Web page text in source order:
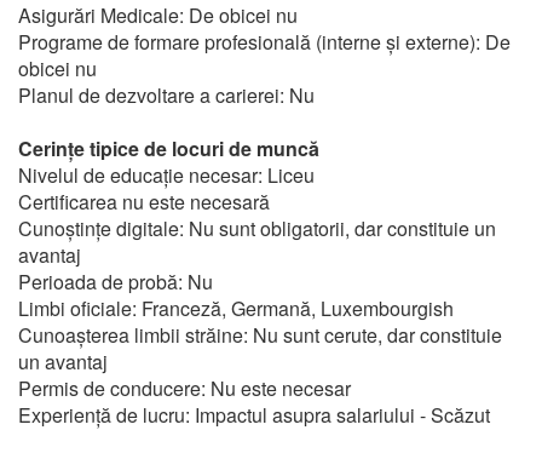
Asigurări Medicale: De obicei nu
Programe de formare profesională (interne și externe): De
obicei nu
Planul de dezvoltare a carierei: Nu
Cerințe tipice de locuri de muncă
Nivelul de educație necesar: Liceu
Certificarea nu este necesară
Cunoștințe digitale: Nu sunt obligatorii, dar constituie un
avantaj
Perioada de probă: Nu
Limbi oficiale: Franceză, Germană, Luxembourgish
Cunoașterea limbii străine: Nu sunt cerute, dar constituie
un avantaj
Permis de conducere: Nu este necesar
Experiență de lucru: Impactul asupra salariului - Scăzut